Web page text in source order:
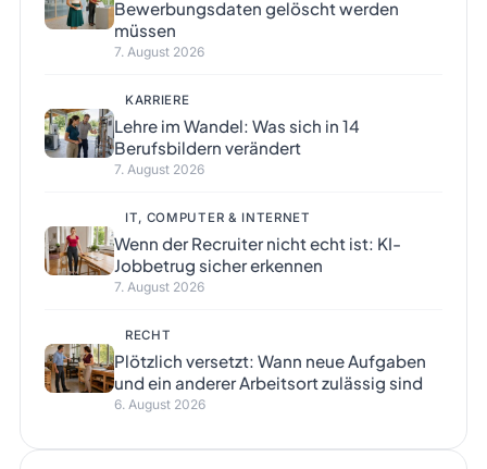
Bewerbungsdaten gelöscht werden
müssen
7. August 2026
KARRIERE
Lehre im Wandel: Was sich in 14
Berufsbildern verändert
7. August 2026
IT, COMPUTER & INTERNET
Wenn der Recruiter nicht echt ist: KI-
Jobbetrug sicher erkennen
7. August 2026
RECHT
Plötzlich versetzt: Wann neue Aufgaben
und ein anderer Arbeitsort zulässig sind
6. August 2026